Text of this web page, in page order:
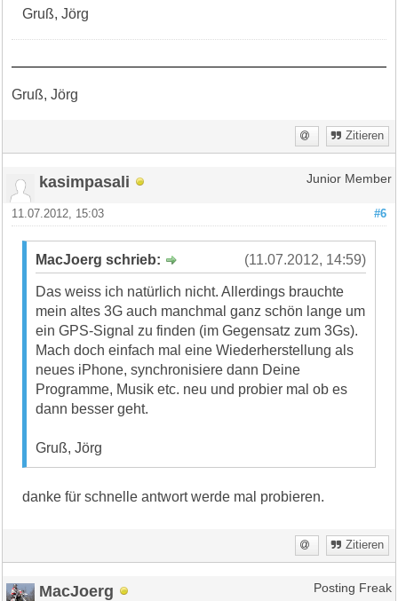
Gruß, Jörg
Gruß, Jörg
Zitieren
kasimpasali Junior Member
#6
11.07.2012, 15:03
(11.07.2012, 14:59)
MacJoerg schrieb:
Das weiss ich natürlich nicht. Allerdings brauchte
mein altes 3G auch manchmal ganz schön lange um
ein GPS-Signal zu finden (im Gegensatz zum 3Gs).
Mach doch einfach mal eine Wiederherstellung als
neues iPhone, synchronisiere dann Deine
Programme, Musik etc. neu und probier mal ob es
dann besser geht.
Gruß, Jörg
danke für schnelle antwort werde mal probieren.
Zitieren
MacJoerg Posting Freak